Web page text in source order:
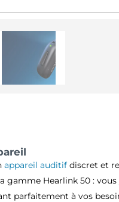
appareil auditif discret et
gamme Hearlink 50 :
parfaitement à vos